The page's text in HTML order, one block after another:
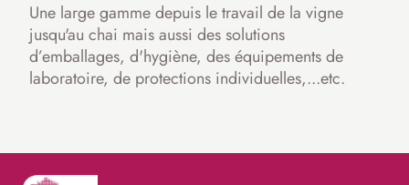
Une large gamme depuis le travail de la vigne
jusqu'au chai mais aussi des solutions
d’emballages, d'hygiène, des équipements de
laboratoire, de protections individuelles,...etc.